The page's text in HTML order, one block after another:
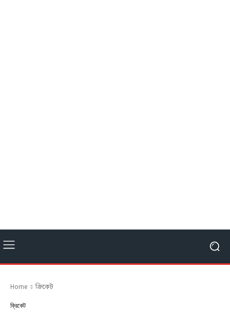
Home ক্রিকেট
ক্রিকেট